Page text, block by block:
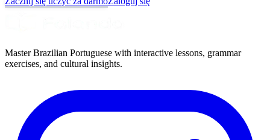
Master Brazilian Portuguese with interactive lessons, grammar
exercises, and cultural insights.